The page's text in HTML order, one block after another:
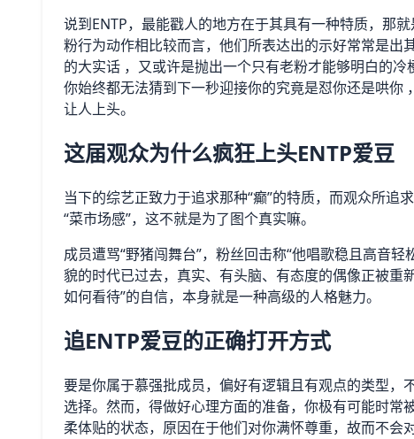
说到ENTP，最能戳人的地方在于其具有一种特质，那
粉行为动作相比较而言，他们所表达出的示好常常是
的大实话 ，又或许是抛出一个只有老粉才能够明白的冷
你始终都无法猜到下一秒迎接你的究竟是怼你还是哄你
让人上头。
这届观众为什么疯狂上头ENTP爱豆
当下的综艺正致力于追求那种“癫”的特质，而观众所追
“菜市场感”，这不就是为了图个真实嘛。
成员遭骂“野猪闯舞台”，粉丝回击称“他唱歌稳且高音
貌的时代已过去，真实、有头脑、有态度的偶像正被重
如何看待”的自信，本身就是一种高级的人格魅力。
追ENTP爱豆的正确打开方式
要是你属于慕强批成员，偏好有逻辑且有观点的类型，
选择。然而，得做好心理方面的准备，你极有可能时常
柔体贴的状态，原因在于他们对你满怀尊重，故而不会